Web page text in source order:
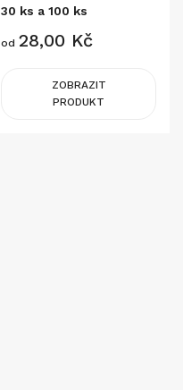
30 ks a 100 ks
Cena
od 28,00 Kč
ZOBRAZIT
PRODUKT